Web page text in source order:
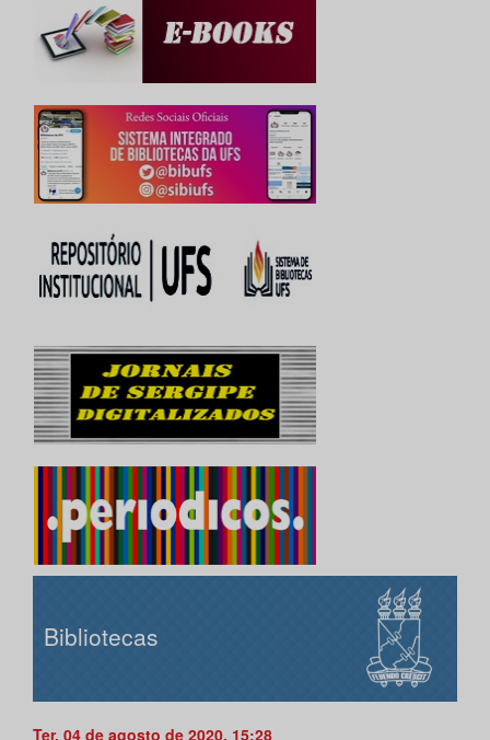
Bibliotecas
Ter, 04 de agosto de 2020, 15:28